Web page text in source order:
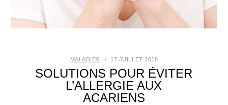
MALADIES 17 JUILLET 2018
SOLUTIONS POUR ÉVITER
L’ALLERGIE AUX
ACARIENS